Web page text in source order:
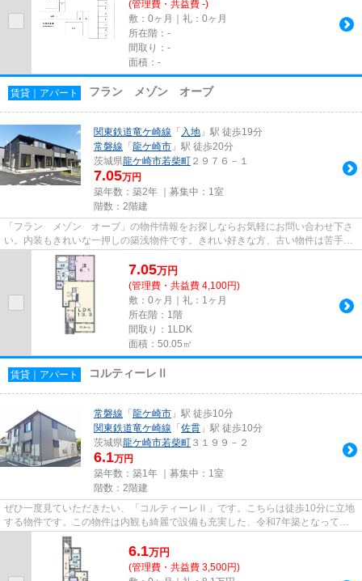
(管理費・共益費 -)
敷：0ヶ月｜礼：0ヶ月
所在階：-
間取り：-
面積：-
賃貸｜アパート フラン メゾン オーブ
関東鉄道竜ケ崎線 「 入地 」駅 徒歩19分
常磐線 「 龍ケ崎市 」駅 徒歩20分
茨城県龍ケ崎市若柴町 ２９７６－１
7.05万円
築年数：築2年 ｜募集中： 1室
階数：2階建
「フラン メゾン オーブ」の物件情報をお探しならお気軽にお問い合わせ下さ
い。内装もきれいな一押しの築浅物件です。きれい好きな方、古い物件は苦手と
いう方に。アパートタイプの...
7.05万円
(管理費・共益費 4,100円)
敷：0ヶ月｜礼：1ヶ月
所在階：1階
間取り：1LDK
面積：50.05㎡
賃貸｜アパート コルティーレⅡ
常磐線 「 龍ケ崎市 」駅 徒歩10分
関東鉄道竜ケ崎線 「 佐貫 」駅 徒歩10分
茨城県龍ケ崎市若柴町 ３１９９－２
6.1万円
築年数：築1年 ｜募集中： 1室
階数：2階建
ぜひ一度見ていただきたい、「コルティーレⅡ」です。こちらは徒歩10分に立地
する物件です。この物件は内観も綺麗で設備も充実した、令和7年築となってい
ます。こちらの物件はアパート...
6.1万円
(管理費・共益費 3,500円)